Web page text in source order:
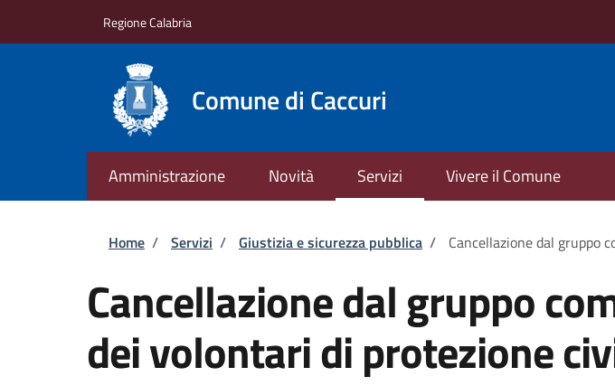
Regione Calabria
Comune di Caccuri
Amministrazione Novità Servizi Vivere il Comune
Briciole di pane
Home / Servizi / Giustizia e sicurezza pubblica / Cancellazione dal gruppo
Cancellazione dal gruppo
dei volontari di protezione